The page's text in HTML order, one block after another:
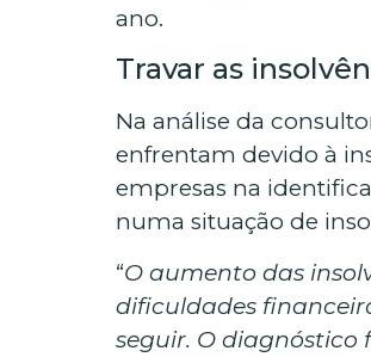
ano.
Travar as
Na análise da
enfrentam devido à
empresas na
numa situação de
“O aumento das
dificuldades
seguir. O diagnóstico